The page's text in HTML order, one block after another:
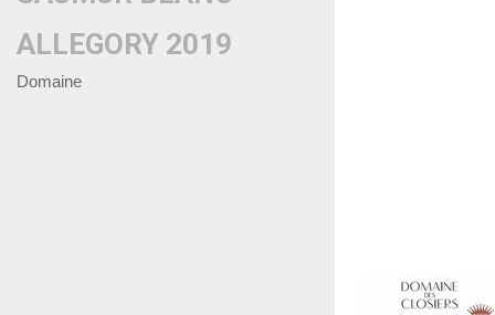
ALLEGORY 2019
Domaine